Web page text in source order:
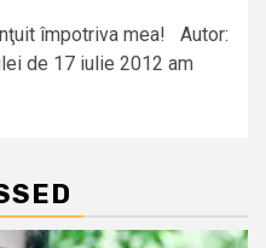
împotriva mea! Autor:
de 17 iulie 2012 am